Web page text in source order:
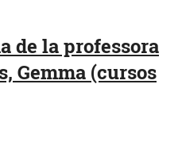
de la professora
Gemma (cursos